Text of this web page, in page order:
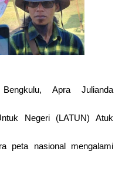
Apra Julianda
Negeri (LATUN) Atuk
peta nasional mengalami